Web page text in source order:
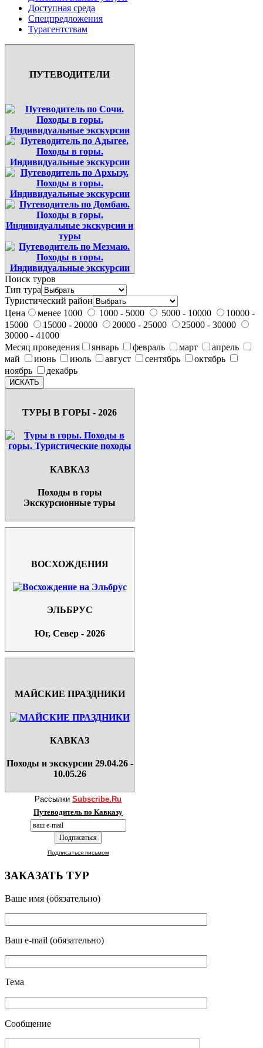
Доступная среда
Спецпредложения
Турагентствам
ПУТЕВОДИТЕЛИ
Поиск туров
Тип тура
Туристический район
Цена
менее 1000 1000 - 5000 5000 - 10000
10000 -
15000
15000 - 20000 20000 - 25000
25000 - 30000
30000 - 41000
Месяц проведения
январь февраль март
апрель
май
июнь июль август сентябрь
октябрь
ноябрь
декабрь
ТУРЫ В ГОРЫ - 2026
КАВКАЗ
Походы в горы
Экскурсионные туры
ВОСХОЖДЕНИЯ
ЭЛЬБРУС
Юг, Север - 2026
МАЙСКИЕ ПРАЗДНИКИ
КАВКАЗ
Походы и экскурсии 29.04.26 -
10.05.26
Рассылки Subscribe.Ru
Путеводитель по Кавказу
Подписаться письмом
ЗАКАЗАТЬ ТУР
Ваше имя (обязательно)
Ваш e-mail (обязательно)
Тема
Сообщение